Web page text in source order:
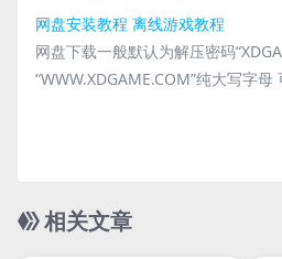
网盘安装教程 离线游戏教程
网盘下载一般默认为解压密码
“WWW.XDGAME.COM”纯大写字母
相关文章